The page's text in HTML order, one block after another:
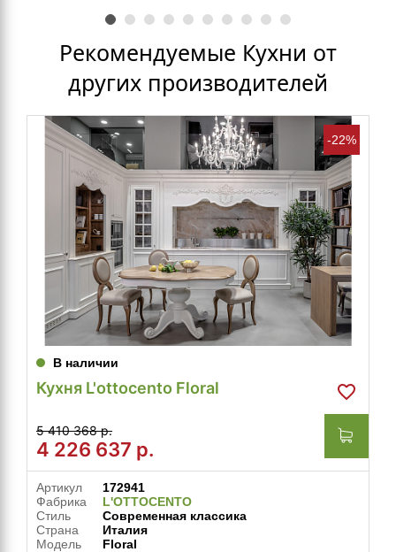
Рекомендуемые Кухни от
других производителей
-22%
В наличии
Кухня L'ottocento Floral
5 410 368 р.
4 226 637 р.
Артикул
172941
Фабрика
L'OTTOCENTO
Стиль
Современная классика
Страна
Италия
Модель
Floral